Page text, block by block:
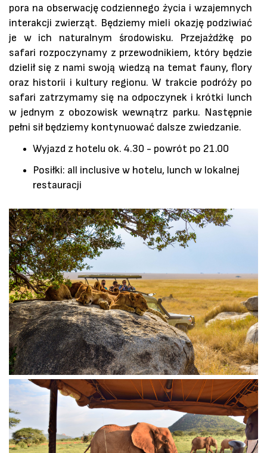
pora na obserwację codziennego życia i wzajemnych
interakcji zwierząt. Będziemy mieli okazję podziwiać
je w ich naturalnym środowisku. Przejażdżkę po
safari rozpoczynamy z przewodnikiem, który będzie
dzielił się z nami swoją wiedzą na temat fauny, flory
oraz historii i kultury regionu. W trakcie podróży po
safari zatrzymamy się na odpoczynek i krótki lunch
w jednym z obozowisk wewnątrz parku. Następnie
pełni sił będziemy kontynuować dalsze zwiedzanie.
Wyjazd z hotelu ok. 4.30 - powrót po 21.00
Posiłki: all inclusive w hotelu, lunch w lokalnej
restauracji